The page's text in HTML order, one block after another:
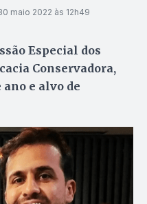
maio 2022 às 12h49
Especial dos
Conservadora,
e alvo de